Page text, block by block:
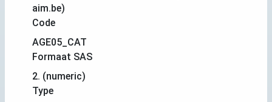
aim.be)
Code
AGE05_CAT
Formaat SAS
2. (numeric)
Type